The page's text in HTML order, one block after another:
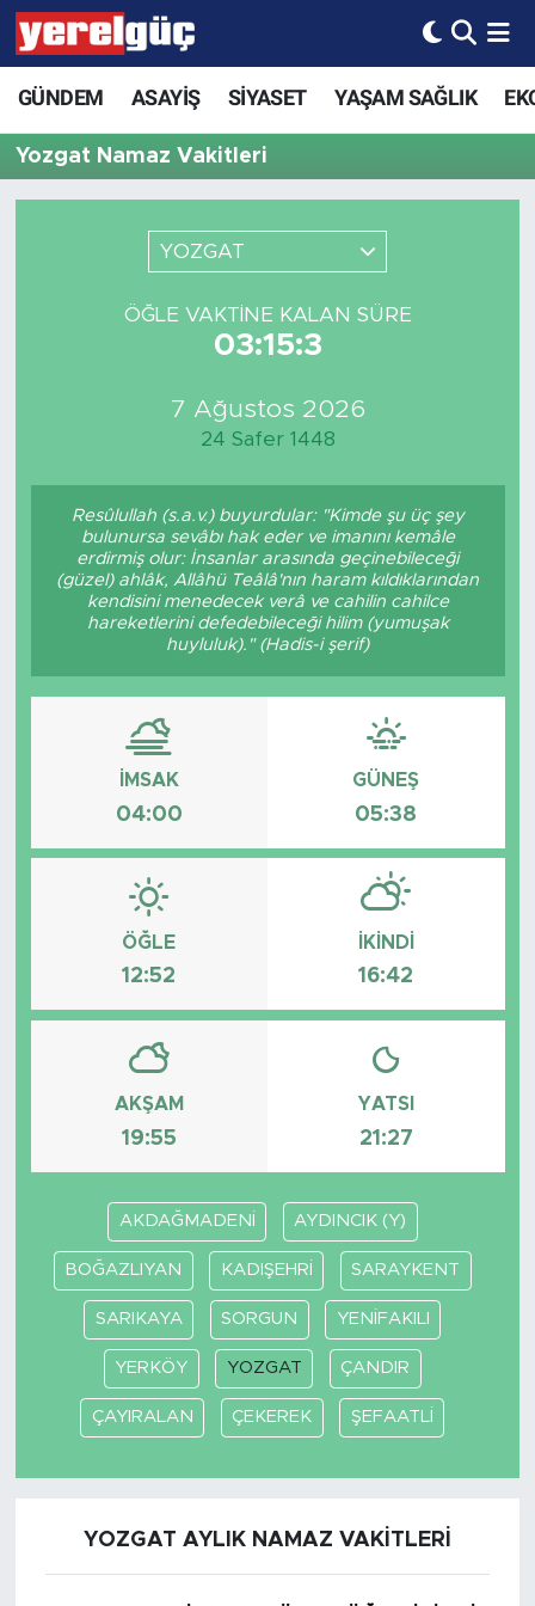
GÜNDEM ASAYİŞ SİYASET YAŞAM SAĞLIK
Yozgat Namaz Vakitleri
YOZGAT
ÖĞLE VAKTINE KALAN SÜRE
03:15:3
7 Ağustos 2026
24 Safer 1448
Resûlullah (s.a.v.) buyurdular: "Kimde şu üç şey
bulunursa sevâbı hak eder ve imanını kemâle
erdirmiş olur: İnsanlar arasında geçinebileceği
(güzel) ahlâk, Allâhü Teâlâ'nın haram kıldıklarından
kendisini menedecek verâ ve cahilin cahilce
hareketlerini defedebileceği hilim (yumuşak
huyluluk)." (Hadis-i şerif)
İMSAK
04:00
GÜNEŞ
05:38
ÖĞLE
12:52
İKINDI
16:42
AKŞAM
19:55
YATSI
21:27
AKDAĞMADENİ AYDINCIK (Y)
BOĞAZLIYAN KADIŞEHRİ SARAYKENT
SARIKAYA SORGUN YENİFAKILI
YERKÖY YOZGAT ÇANDIR
ÇAYIRALAN ÇEKEREK ŞEFAATLİ
YOZGAT AYLIK NAMAZ VAKITLERI